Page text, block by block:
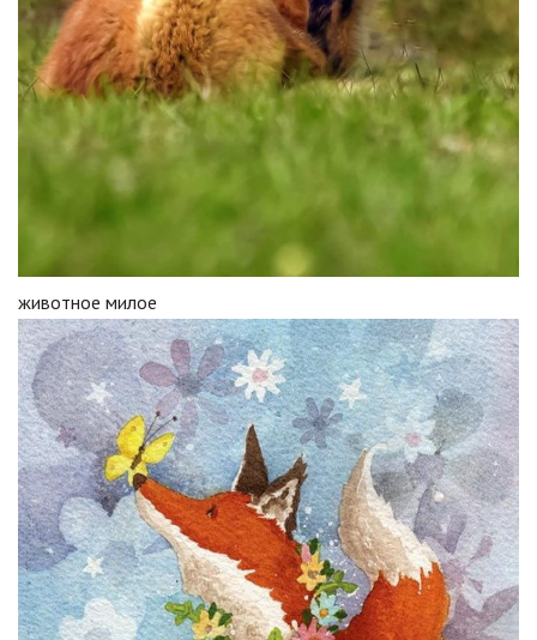
животное милое